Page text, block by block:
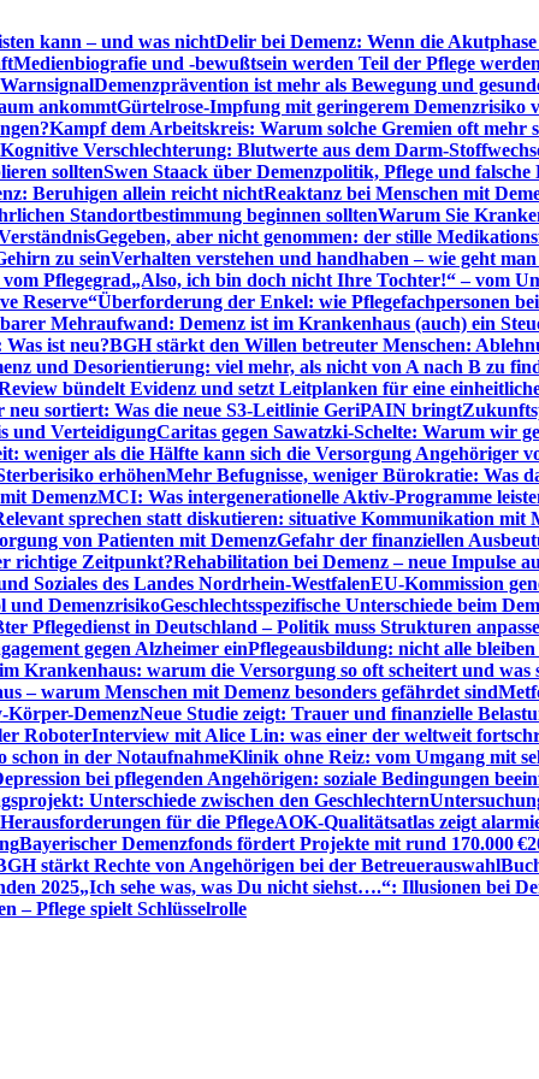
kann – und was nichtDelir bei Demenz: Wenn die
Medienbiografie und -bewußtsein werden Teil der Pflege werden
Demenzprävention ist mehr als Bewegung und
ankommtGürtelrose-Impfung mit geringerem Demenzrisiko
Kampf dem Arbeitskreis: Warum solche Gremien oft mehr
Kognitive Verschlechterung: Blutwerte aus dem Darm-
solltenSwen Staack über Demenzpolitik, Pflege und falsche
Beruhigen allein reicht nichtReaktanz bei Menschen mit
Standortbestimmung beginnen solltenWarum Sie
Gegeben, aber nicht genommen: der stille
zu seinVerhalten verstehen und handhaben – wie geht
Pflegegrad„Also, ich bin doch nicht Ihre Tochter!“ – vom
Reserve“Überforderung der Enkel: wie Pflegefachpersonen
Mehraufwand: Demenz ist im Krankenhaus (auch) ein
ist neu?BGH stärkt den Willen betreuter Menschen:
und Desorientierung: viel mehr, als nicht von A nach B zu
bündelt Evidenz und setzt Leitplanken für eine
neu sortiert: Was die neue S3-Leitlinie GeriPAIN bringt
und VerteidigungCaritas gegen Sawatzki-Schelte: Warum wir
weniger als die Hälfte kann sich die Versorgung Angehöriger
erhöhenMehr Befugnisse, weniger Bürokratie: Was
DemenzMCI: Was intergenerationelle Aktiv-Programme
sprechen statt diskutieren: situative Kommunikation mit
von Patienten mit DemenzGefahr der finanziellen
richtige Zeitpunkt?Rehabilitation bei Demenz – neue Impulse
Soziales des Landes Nordrhein-WestfalenEU-Kommission
und DemenzrisikoGeschlechtsspezifische Unterschiede beim
Pflegedienst in Deutschland – Politik muss Strukturen
gegen Alzheimer einPflegeausbildung: nicht alle bleiben
Krankenhaus: warum die Versorgung so oft scheitert und was
– warum Menschen mit Demenz besonders gefährdet sind
Körper-DemenzNeue Studie zeigt: Trauer und finanzielle
RoboterInterview mit Alice Lin: was einer der weltweit
schon in der NotaufnahmeKlinik ohne Reiz: vom Umgang mit
bei pflegenden Angehörigen: soziale Bedingungen
Unterschiede zwischen den Geschlechtern
für die PflegeAOK-Qualitätsatlas zeigt
Bayerischer Demenzfonds fördert Projekte mit rund 170.000 €
stärkt Rechte von Angehörigen bei der Betreuerauswahl
2025„Ich sehe was, was Du nicht siehst….“: Illusionen bei
– Pflege spielt Schlüsselrolle